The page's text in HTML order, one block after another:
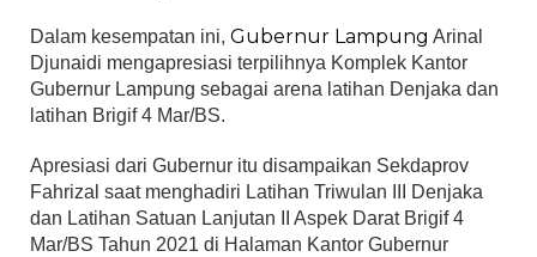
Dalam kesempatan ini, Gubernur Lampung Arinal
Djunaidi mengapresiasi terpilihnya Komplek Kantor
Gubernur Lampung sebagai arena latihan Denjaka dan
latihan Brigif 4 Mar/BS.
Apresiasi dari Gubernur itu disampaikan Sekdaprov
Fahrizal saat menghadiri Latihan Triwulan III Denjaka
dan Latihan Satuan Lanjutan II Aspek Darat Brigif 4
Mar/BS Tahun 2021 di Halaman Kantor Gubernur